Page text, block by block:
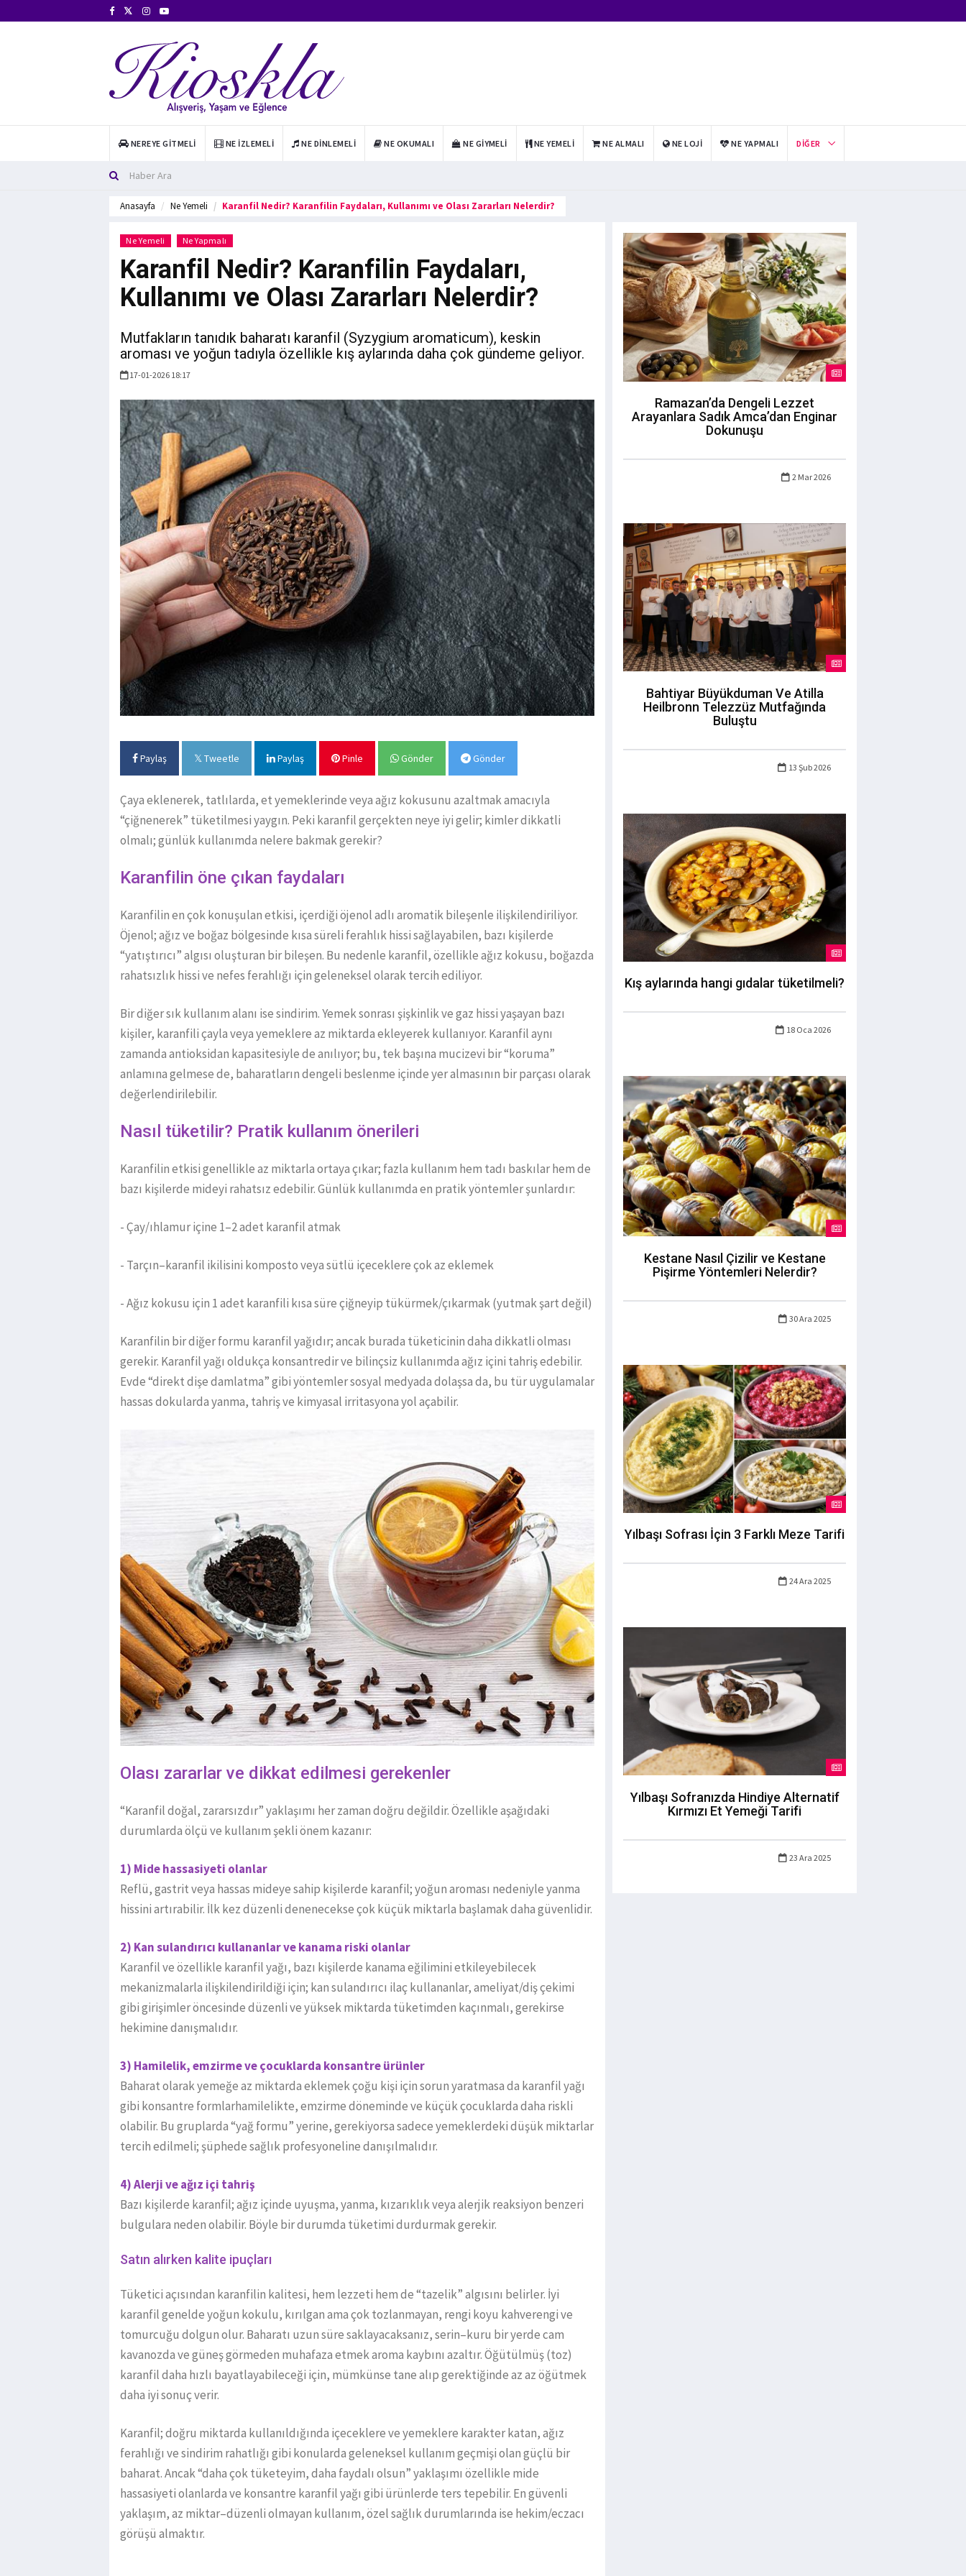
NEREYE GITMELI NE İZLEMELI NE DINLEMELI NE OKUMALI NE GIYMELI NE YEMELI NE ALMALI NE LOJI NE YAPMALI DIĞER
Anasayfa Ne Yemeli Karanfil Nedir? Karanfilin Faydaları, Kullanımı ve Olası Zararları Nelerdir?
Ne Yemeli Ne Yapmalı
Karanfil Nedir? Karanfilin Faydaları,
Kullanımı ve Olası Zararları Nelerdir?
Mutfakların tanıdık baharatı karanfil (Syzygium aromaticum), keskin
aroması ve yoğun tadıyla özellikle kış aylarında daha çok gündeme geliyor.
17-01-2026 18:17
Paylaş Tweetle Paylaş Pinle Gönder Gönder
Çaya eklenerek, tatlılarda, et yemeklerinde veya ağız kokusunu azaltmak amacıyla
“çiğnenerek” tüketilmesi yaygın. Peki karanfil gerçekten neye iyi gelir; kimler dikkatli
olmalı; günlük kullanımda nelere bakmak gerekir?
Karanfilin öne çıkan faydaları
Karanfilin en çok konuşulan etkisi, içerdiği öjenol adlı aromatik bileşenle ilişkilendiriliyor.
Öjenol; ağız ve boğaz bölgesinde kısa süreli ferahlık hissi sağlayabilen, bazı kişilerde
“yatıştırıcı” algısı oluşturan bir bileşen. Bu nedenle karanfil, özellikle ağız kokusu, boğazda
rahatsızlık hissi ve nefes ferahlığı için geleneksel olarak tercih ediliyor.
Bir diğer sık kullanım alanı ise sindirim. Yemek sonrası şişkinlik ve gaz hissi yaşayan bazı
kişiler, karanfili çayla veya yemeklere az miktarda ekleyerek kullanıyor. Karanfil aynı
zamanda antioksidan kapasitesiyle de anılıyor; bu, tek başına mucizevi bir “koruma”
anlamına gelmese de, baharatların dengeli beslenme içinde yer almasının bir parçası olarak
değerlendirilebilir.
Nasıl tüketilir? Pratik kullanım önerileri
Karanfilin etkisi genellikle az miktarla ortaya çıkar; fazla kullanım hem tadı baskılar hem de
bazı kişilerde mideyi rahatsız edebilir. Günlük kullanımda en pratik yöntemler şunlardır:
- Çay/ıhlamur içine 1–2 adet karanfil atmak
- Tarçın–karanfil ikilisini komposto veya sütlü içeceklere çok az eklemek
- Ağız kokusu için 1 adet karanfili kısa süre çiğneyip tükürmek/çıkarmak (yutmak şart değil)
Karanfilin bir diğer formu karanfil yağıdır; ancak burada tüketicinin daha dikkatli olması
gerekir. Karanfil yağı oldukça konsantredir ve bilinçsiz kullanımda ağız içini tahriş edebilir.
Evde “direkt dişe damlatma” gibi yöntemler sosyal medyada dolaşsa da, bu tür uygulamalar
hassas dokularda yanma, tahriş ve kimyasal irritasyona yol açabilir.
Olası zararlar ve dikkat edilmesi gerekenler
“Karanfil doğal, zararsızdır” yaklaşımı her zaman doğru değildir. Özellikle aşağıdaki
durumlarda ölçü ve kullanım şekli önem kazanır:
1) Mide hassasiyeti olanlar
Reflü, gastrit veya hassas mideye sahip kişilerde karanfil; yoğun aroması nedeniyle yanma
hissini artırabilir. İlk kez düzenli denenecekse çok küçük miktarla başlamak daha güvenlidir.
2) Kan sulandırıcı kullananlar ve kanama riski olanlar
Karanfil ve özellikle karanfil yağı, bazı kişilerde kanama eğilimini etkileyebilecek
mekanizmalarla ilişkilendirildiği için; kan sulandırıcı ilaç kullananlar, ameliyat/diş çekimi
gibi girişimler öncesinde düzenli ve yüksek miktarda tüketimden kaçınmalı, gerekirse
hekimine danışmalıdır.
3) Hamilelik, emzirme ve çocuklarda konsantre ürünler
Baharat olarak yemeğe az miktarda eklemek çoğu kişi için sorun yaratmasa da karanfil yağı
gibi konsantre formlarhamilelikte, emzirme döneminde ve küçük çocuklarda daha riskli
olabilir. Bu gruplarda “yağ formu” yerine, gerekiyorsa sadece yemeklerdeki düşük miktarlar
tercih edilmeli; şüphede sağlık profesyoneline danışılmalıdır.
4) Alerji ve ağız içi tahriş
Bazı kişilerde karanfil; ağız içinde uyuşma, yanma, kızarıklık veya alerjik reaksiyon benzeri
bulgulara neden olabilir. Böyle bir durumda tüketimi durdurmak gerekir.
Satın alırken kalite ipuçları
Tüketici açısından karanfilin kalitesi, hem lezzeti hem de “tazelik” algısını belirler. İyi
karanfil genelde yoğun kokulu, kırılgan ama çok tozlanmayan, rengi koyu kahverengi ve
tomurcuğu dolgun olur. Baharatı uzun süre saklayacaksanız, serin–kuru bir yerde cam
kavanozda ve güneş görmeden muhafaza etmek aroma kaybını azaltır. Öğütülmüş (toz)
karanfil daha hızlı bayatlayabileceği için, mümkünse tane alıp gerektiğinde az az öğütmek
daha iyi sonuç verir.
Karanfil; doğru miktarda kullanıldığında içeceklere ve yemeklere karakter katan, ağız
ferahlığı ve sindirim rahatlığı gibi konularda geleneksel kullanım geçmişi olan güçlü bir
baharat. Ancak “daha çok tüketeyim, daha faydalı olsun” yaklaşımı özellikle mide
hassasiyeti olanlarda ve konsantre karanfil yağı gibi ürünlerde ters tepebilir. En güvenli
yaklaşım, az miktar–düzenli olmayan kullanım, özel sağlık durumlarında ise hekim/eczacı
görüşü almaktır.
Ramazan’da Dengeli Lezzet
Arayanlara Sadık Amca’dan Enginar
Dokunuşu
2 Mar 2026
Bahtiyar Büyükduman Ve Atilla
Heilbronn Telezzüz Mutfağında
Buluştu
13 Şub 2026
Kış aylarında hangi gıdalar tüketilmeli?
18 Oca 2026
Kestane Nasıl Çizilir ve Kestane
Pişirme Yöntemleri Nelerdir?
30 Ara 2025
Yılbaşı Sofrası İçin 3 Farklı Meze Tarifi
24 Ara 2025
Yılbaşı Sofranızda Hindiye Alternatif
Kırmızı Et Yemeği Tarifi
23 Ara 2025